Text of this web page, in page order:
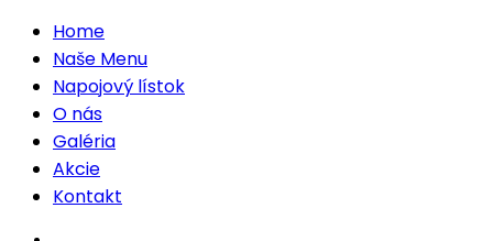
Home
Naše Menu
Napojový lístok
O nás
Galéria
Akcie
Kontakt